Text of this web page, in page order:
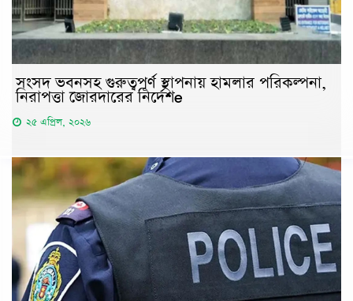
সংসদ ভবনসহ গুরুত্বপূর্ণ স্থাপনায় হামলার পরিকল্পনা,
নিরাপত্তা জোরদারের নির্দেশe
২৫ এপ্রিল, ২০২৬